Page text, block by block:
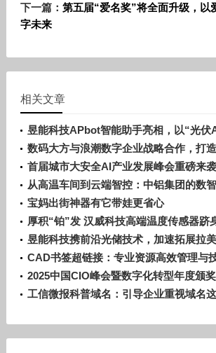
下一篇： 第五届“爱名奖”将全面升级，以
字未来
相关文章
昱能科技APbot智能助手亮相，以“光伏
行业服务效率
数码大方与浪潮数字企业战略合作，打
化“中国方案”
首届城市大安全AI产业发展峰会重磅来袭
从高温车间到云端智控：中铝集团的数
宝妈出街神器有它带娃更省心
厚积“铂”发 汉威科技高端温度传感器跻
昱能科技携前沿光储技术，加速拓展拉美
CAD书签超链接：专业资源高效管理与
2025中国CIO峰会暨数字化转型年度颁
工信微报科普域名：引导企业重视域名